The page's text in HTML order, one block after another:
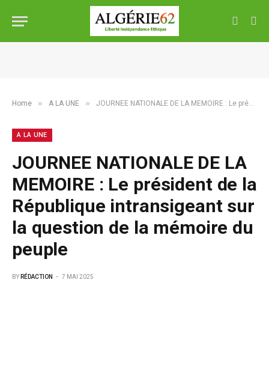
Home » A LA UNE » JOURNEE NATIONALE DE LA MEMOIRE : Le président de la République intransigeant sur la question de la mémoire du peuple
A LA UNE
JOURNEE NATIONALE DE LA
MEMOIRE : Le président de la
République intransigeant sur
la question de la mémoire du
peuple
BY RÉDACTION 7 MAI 2025